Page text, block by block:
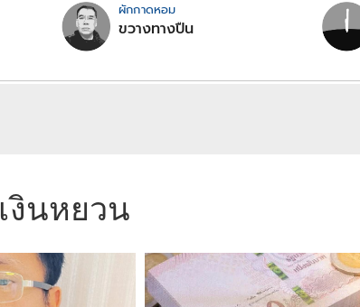
ผักกาดหอม
ขวางทางปืน
เงินหยวน